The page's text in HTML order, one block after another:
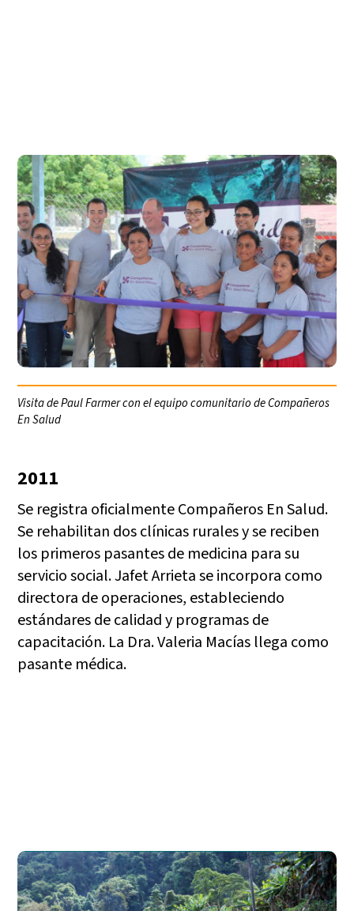
Visita de Paul Farmer con el equipo comunitario de Compañeros
En Salud
2011
Se registra oficialmente Compañeros En Salud.
Se rehabilitan dos clínicas rurales y se reciben
los primeros pasantes de medicina para su
servicio social. Jafet Arrieta se incorpora como
directora de operaciones, estableciendo
estándares de calidad y programas de
capacitación. La Dra. Valeria Macías llega como
pasante médica.